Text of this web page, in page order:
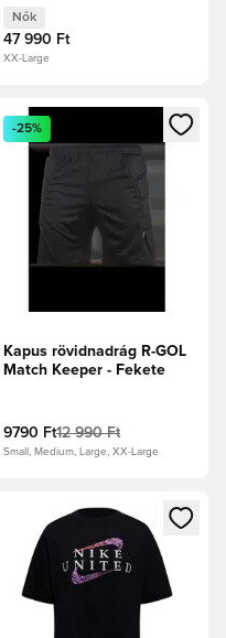
Nők
47 990 Ft
XX-Large
vagy a tagként
Megnyit egy modált a
-25%
Kapus rövidnadrág R-GOL
Match Keeper - Fekete
9790 Ft12 990 Ft
Small, Medium, Large, XX-Large
vagy a tagként
Megnyit egy modált a